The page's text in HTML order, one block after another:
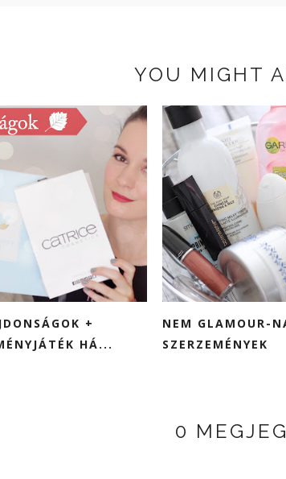
YOU MIGHT
+
HÁ...
NEM GLAMOUR-
SZERZEMÉNYEK
0